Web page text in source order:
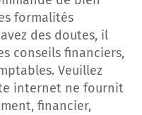
formalités
des doutes, il
conseils financiers,
Veuillez
internet ne fournit
financier,